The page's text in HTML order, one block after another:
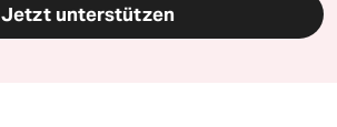
Jetzt unterstützen